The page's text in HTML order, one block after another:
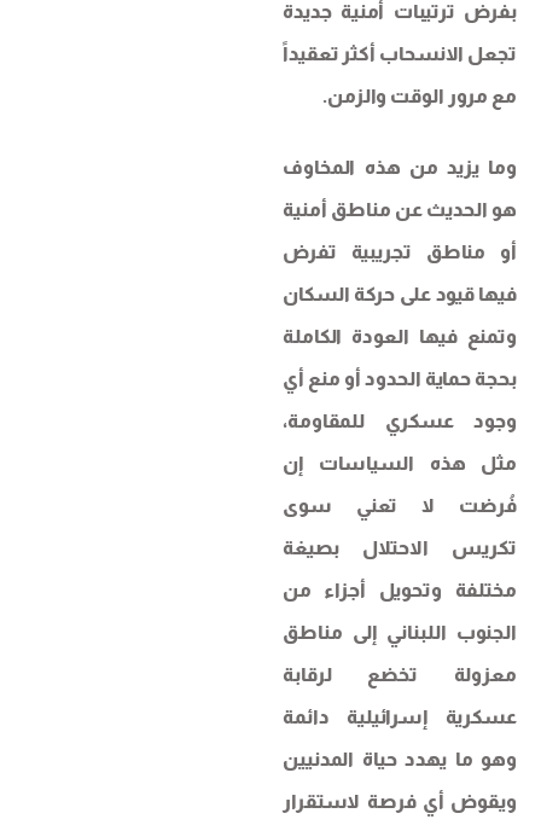
بفرض ترتيبات أمنية جديدة
تجعل الانسحاب أكثر تعقيداً
مع مرور الوقت والزمن.
وما يزيد من هذه المخاوف
هو الحديث عن مناطق أمنية
أو مناطق تجريبية تفرض
فيها قيود على حركة السكان
وتمنع فيها العودة الكاملة
بحجة حماية الحدود أو منع أي
وجود عسكري للمقاومة،
مثل هذه السياسات إن
فُرضت لا تعني سوى
تكريس الاحتلال بصيغة
مختلفة وتحويل أجزاء من
الجنوب اللبناني إلى مناطق
معزولة تخضع لرقابة
عسكرية إسرائيلية دائمة
وهو ما يهدد حياة المدنيين
ويقوض أي فرصة لاستقرار